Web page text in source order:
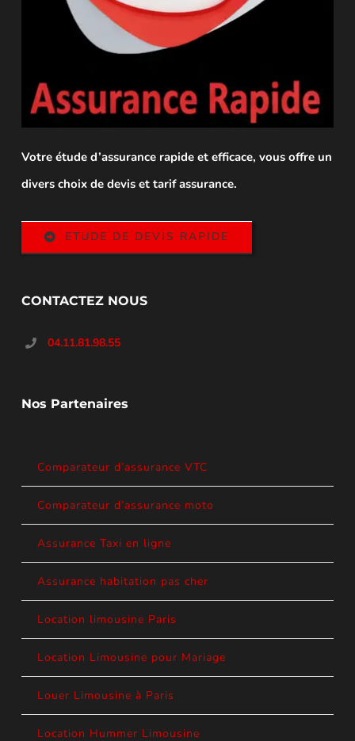
Votre étude d’assurance rapide et efficace, vous offre un
divers choix de devis et tarif assurance.
ETUDE DE DEVIS RAPIDE
CONTACTEZ NOUS
04.11.81.98.55
Nos Partenaires
Comparateur d’assurance VTC
Comparateur d’assurance moto
Assurance Taxi en ligne
Assurance habitation pas cher
Location limousine Paris
Location Limousine pour Mariage
Louer Limousine à Paris
Location Hummer Limousine